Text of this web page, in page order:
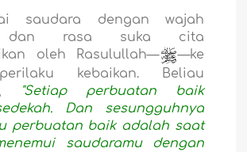
saudara dengan wajah
dan rasa suka cita
oleh Rasulullah—
—ke
kebaikan. Beliau
"Setiap perbuatan baik
Dan sesungguhnya
perbuatan baik adalah saat
saudaramu dengan